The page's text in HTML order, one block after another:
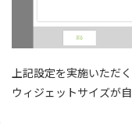
上記設定を実施いただ
ウィジェットサイズが